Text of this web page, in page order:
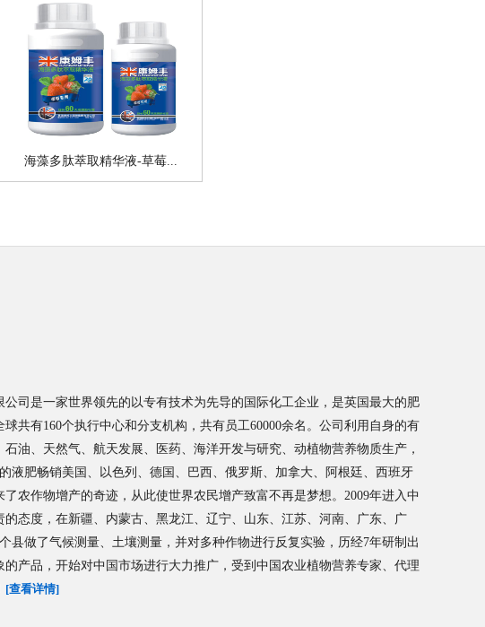
海藻多肽萃取精华液-草莓...
公司是一家世界领先的以专有技术为先导的国际化工企业，是英国最大的肥
共有160个执行中心和分支机构，共有员工60000余名。公司利用自身的有
油、天然气、航天发展、医药、海洋开发与研究、动植物营养物质生产，
液肥畅销美国、以色列、德国、巴西、俄罗斯、加拿大、阿根廷、西班牙
农作物增产的奇迹，从此使世界农民增产致富不再是梦想。2009年进入中
的态度，在新疆、内蒙古、黑龙江、辽宁、山东、江苏、河南、广东、广
县做了气候测量、土壤测量，并对多种作物进行反复实验，历经7年研制出
产品，开始对中国市场进行大力推广，受到中国农业植物营养专家、代理
[查看详情]